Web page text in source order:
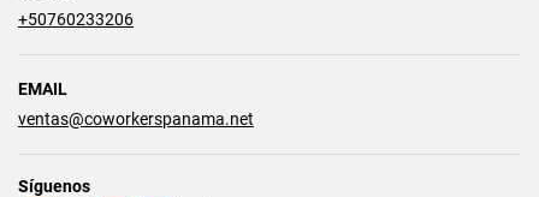
+50760233206
EMAIL
ventas@coworkerspanama.net
Síguenos